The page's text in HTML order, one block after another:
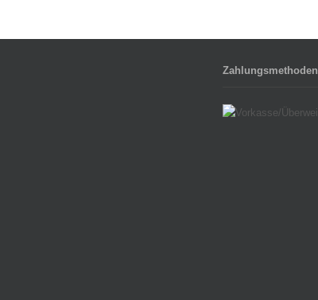
Zahlungsmethoden